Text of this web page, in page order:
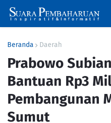
Beranda Daerah
Prabowo
Bantuan Rp3
Pembangunan
Sumut